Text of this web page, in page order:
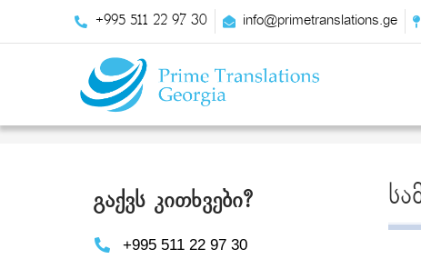
+995 511 22 97 30 info@primetranslations.ge
გაქვს კითხვები?
+995 511 22 97 30